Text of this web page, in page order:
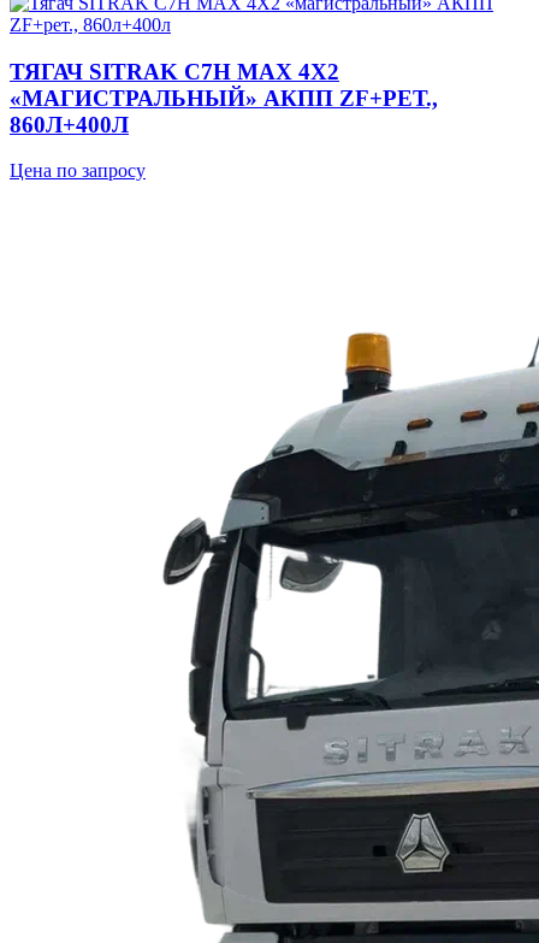
ТЯГАЧ SITRAK C7H MAX 4Х2
«МАГИСТРАЛЬНЫЙ» АКПП ZF+РЕТ.,
860Л+400Л
Цена по запросу